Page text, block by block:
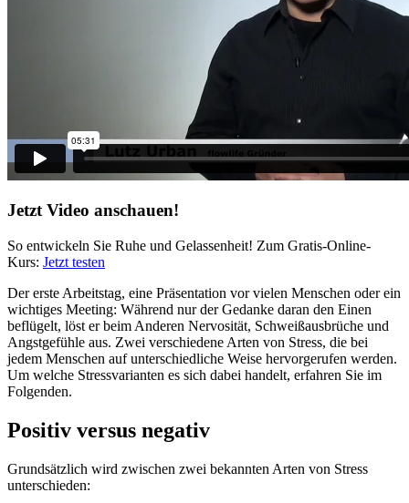
Jetzt Video anschauen!
So entwickeln Sie Ruhe und Gelassenheit! Zum Gratis-Online-
Kurs: Jetzt testen
Der erste Arbeitstag, eine Präsentation vor vielen Menschen oder ein
wichtiges Meeting: Während nur der Gedanke daran den Einen
beflügelt, löst er beim Anderen Nervosität, Schweißausbrüche und
Angstgefühle aus. Zwei verschiedene Arten von Stress, die bei
jedem Menschen auf unterschiedliche Weise hervorgerufen werden.
Um welche Stressvarianten es sich dabei handelt, erfahren Sie im
Folgenden.
Positiv versus negativ
Grundsätzlich wird zwischen zwei bekannten Arten von Stress
unterschieden: